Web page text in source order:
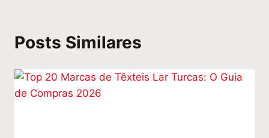
Posts Similares